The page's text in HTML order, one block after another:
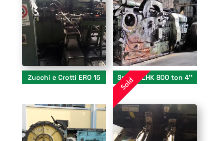
Zucchi e Crotti ERO 15 Sold
Smeral LHK 800 ton 4’’